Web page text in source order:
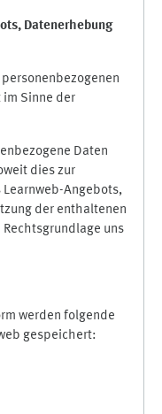
Datenerhebung
Sinne der
Daten
dies zur
Angebots,
der enthaltenen
uns
werden folgende
gespeichert: